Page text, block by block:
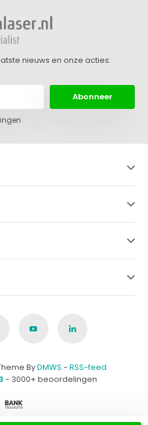
nieuws en onze acties:
Abonneer
ByDMWS - RSS-feed
- 3000+ beoordelingen